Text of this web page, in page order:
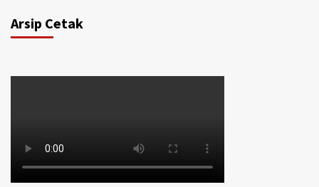
Arsip Cetak